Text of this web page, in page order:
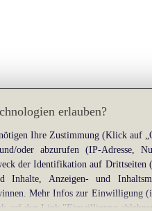
erlauben?
Ihre Zustimmung (Klick auf
oder abzurufen (IP-Adresse,
der Identifikation auf Drittseiten
Inhalte, Anzeigen- und
Mehr Infos zur Einwilligung
auf den Link "Einwilligung